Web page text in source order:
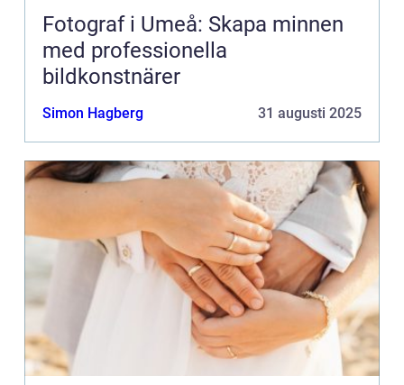
Fotograf i Umeå: Skapa minnen
med professionella
bildkonstnärer
Simon Hagberg 31 augusti 2025